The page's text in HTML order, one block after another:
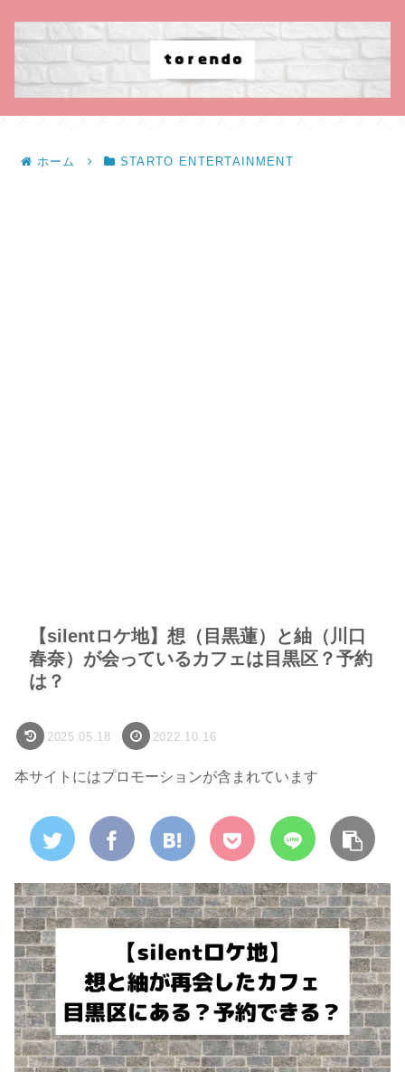
ホーム STARTO ENTERTAINMENT
【silentロケ地】想（目黒蓮）と紬（川口
春奈）が会っているカフェは目黒区？予約
は？
2025.05.18 2022.10.16
本サイトにはプロモーションが含まれています